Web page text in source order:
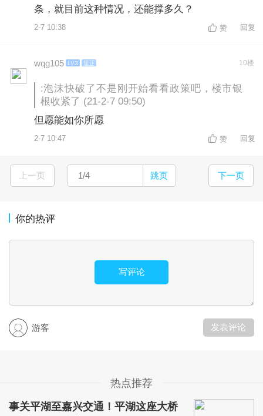
条，就目前这种情况，还能撑多久？
2-7 10:38 赞 回复
wqg105 LV3 里正 10楼
:泡沫快破了不是刚开始看看政策吧，楼市银
根收紧了 (21-2-7 09:50)
但愿能如你所愿
2-7 10:47 赞 回复
上一页 跳页 下一页
你的热评
写评论
游客 发表评论
热点推荐
事关平湖至嘉兴交通！平湖这座大桥